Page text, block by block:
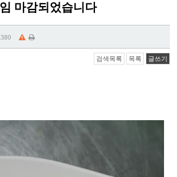
마감되었습니다
검색목록 목록 글쓰기